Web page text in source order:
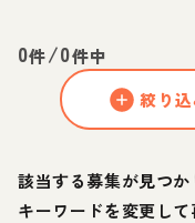
0件/0件中
絞り
該当する募集が見つか
キーワードを変更して